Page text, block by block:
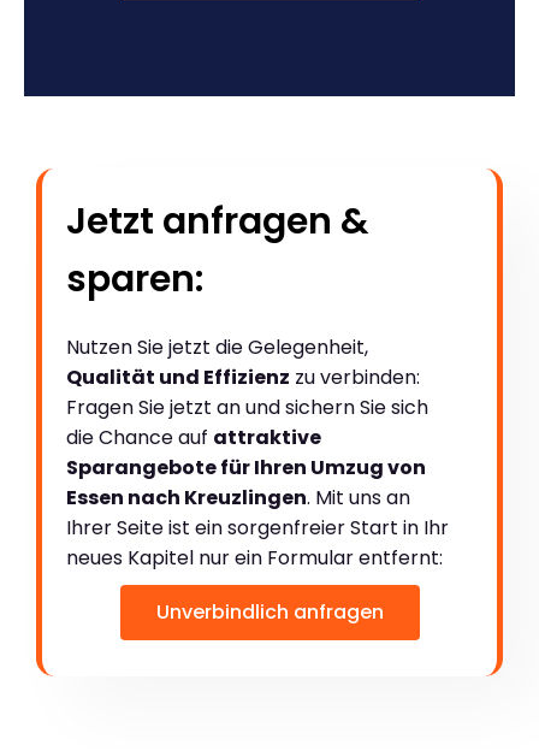
Jetzt anfragen &
sparen:
Nutzen Sie jetzt die Gelegenheit,
Qualität und Effizienz zu verbinden:
Fragen Sie jetzt an und sichern Sie sich
die Chance auf attraktive
Sparangebote für Ihren Umzug von
Essen nach Kreuzlingen. Mit uns an
Ihrer Seite ist ein sorgenfreier Start in Ihr
neues Kapitel nur ein Formular entfernt:
Unverbindlich anfragen